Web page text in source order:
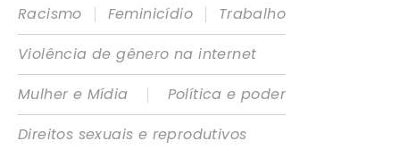
Racismo
| Feminicídio |
Trabalho
Violência de gênero na internet
Mulher e Mídia
|
Política e poder
Direitos sexuais e reprodutivos